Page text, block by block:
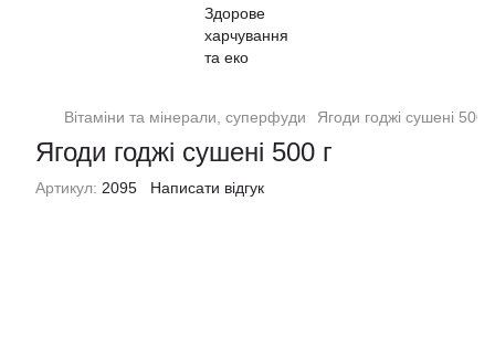
Вітаміни та мінерали, суперфуди Ягоди годжі сушені 500 г
Ягоди годжі сушені 500 г
Артикул: 2095 Написати відгук